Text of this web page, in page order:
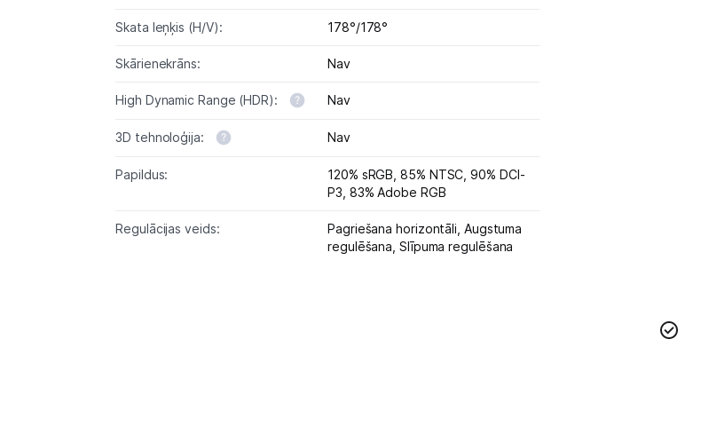
Skata leņķis (H/V): 178°/178°
Skārienekrāns: Nav
High Dynamic Range (HDR): Nav
3D tehnoloģija: Nav
Papildus:
120% sRGB, 85% NTSC, 90% DCI-
P3, 83% Adobe RGB
Regulācijas veids: Pagriešana horizontāli, Augstuma
regulēšana, Slīpuma regulēšana